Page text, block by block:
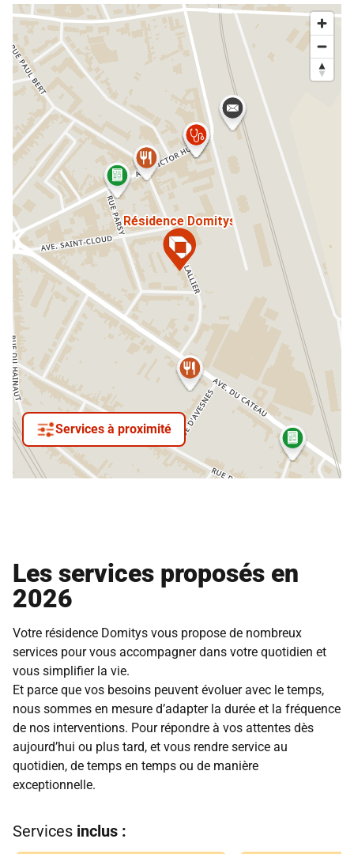
Services à proximité
Les services proposés en
2026
Votre résidence Domitys vous propose de nombreux
services pour vous accompagner dans votre quotidien et
vous simplifier la vie.
Et parce que vos besoins peuvent évoluer avec le temps,
nous sommes en mesure d’adapter la durée et la fréquence
de nos interventions. Pour répondre à vos attentes dès
aujourd’hui ou plus tard, et vous rendre service au
quotidien, de temps en temps ou de manière
exceptionnelle.
Services inclus :